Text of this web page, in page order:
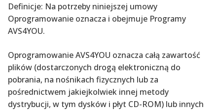
Definicje: Na potrzeby niniejszej umowy
Oprogramowanie oznacza i obejmuje Programy
AVS4YOU.
Oprogramowanie AVS4YOU oznacza całą zawartość
plików (dostarczonych drogą elektroniczną do
pobrania, na nośnikach fizycznych lub za
pośrednictwem jakiejkolwiek innej metody
dystrybucji, w tym dysków i płyt CD-ROM) lub innych